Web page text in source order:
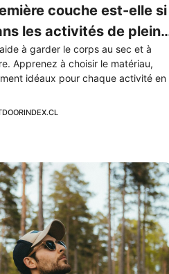
couche est-elle si
les activités de plein
à garder le corps au sec et à
Apprenez à choisir le matériau,
idéaux pour chaque activité en